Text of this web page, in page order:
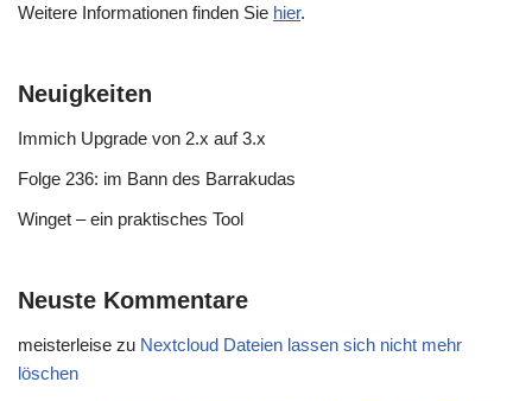
Weitere Informationen finden Sie hier.
Neuigkeiten
Immich Upgrade von 2.x auf 3.x
Folge 236: im Bann des Barrakudas
Winget – ein praktisches Tool
Neuste Kommentare
meisterleise zu Nextcloud Dateien lassen sich nicht mehr
löschen